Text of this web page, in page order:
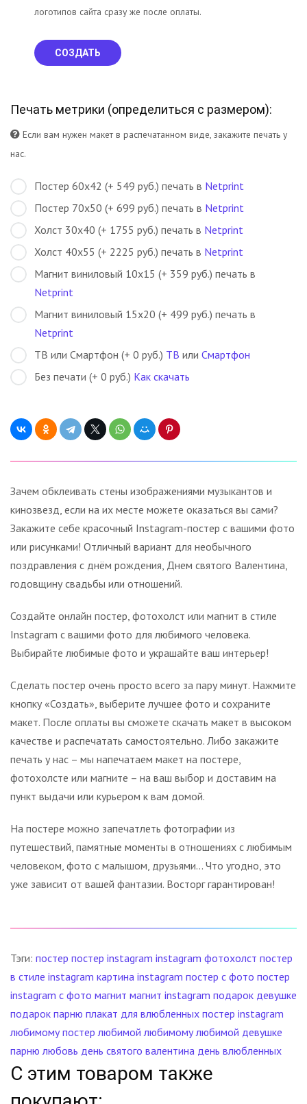
логотипов сайта сразу же после оплаты.
СОЗДАТЬ
Печать метрики (определиться с размером):
Если вам нужен макет в распечатанном виде, закажите печать у
нас.
Постер 60х42 (+ 549 руб.) печать в Netprint
Постер 70х50 (+ 699 руб.) печать в Netprint
Холст 30х40 (+ 1755 руб.) печать в Netprint
Холст 40х55 (+ 2225 руб.) печать в Netprint
Магнит виниловый 10х15 (+ 359 руб.) печать в
Netprint
Магнит виниловый 15х20 (+ 499 руб.) печать в
Netprint
ТВ или Смартфон (+ 0 руб.) ТВ или Смартфон
Без печати (+ 0 руб.) Как скачать
Зачем обклеивать стены изображениями музыкантов и
кинозвезд, если на их месте можете оказаться вы сами?
Закажите себе красочный Instagram-постер с вашими фото
или рисунками! Отличный вариант для необычного
поздравления с днём рождения, Днем святого Валентина,
годовщину свадьбы или отношений.
Создайте онлайн постер, фотохолст или магнит в стиле
Instagram с вашими фото для любимого человека.
Выбирайте любимые фото и украшайте ваш интерьер!
Сделать постер очень просто всего за пару минут. Нажмите
кнопку «Создать», выберите лучшее фото и сохраните
макет. После оплаты вы сможете скачать макет в высоком
качестве и распечатать самостоятельно. Либо закажите
печать у нас – мы напечатаем макет на постере,
фотохолсте или магните – на ваш выбор и доставим на
пункт выдачи или курьером к вам домой.
На постере можно запечатлеть фотографии из
путешествий, памятные моменты в отношениях с любимым
человеком, фото с малышом, друзьями... Что угодно, это
уже зависит от вашей фантазии. Восторг гарантирован!
Тэги: постер постер instagram instagram фотохолст постер
в стиле instagram картина instagram постер с фото постер
instagram с фото магнит магнит instagram подарок девушке
подарок парню плакат для влюбленных постер instagram
любимому постер любимой любимому любимой девушке
парню любовь день святого валентина день влюбленных
С этим товаром также